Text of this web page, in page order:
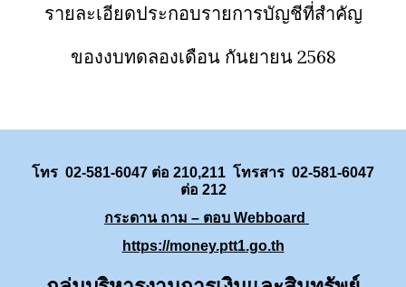
รายละเอียดประกอบรายการบัญชีที่สำคัญ
ของงบทดลองเดือน กันยายน 2568
โทร 02-581-6047 ต่อ 210,211 โทรสาร 02-581-6047
ต่อ 212
กระดาน ถาม – ตอบ Webboard
https://money.ptt1.go.th